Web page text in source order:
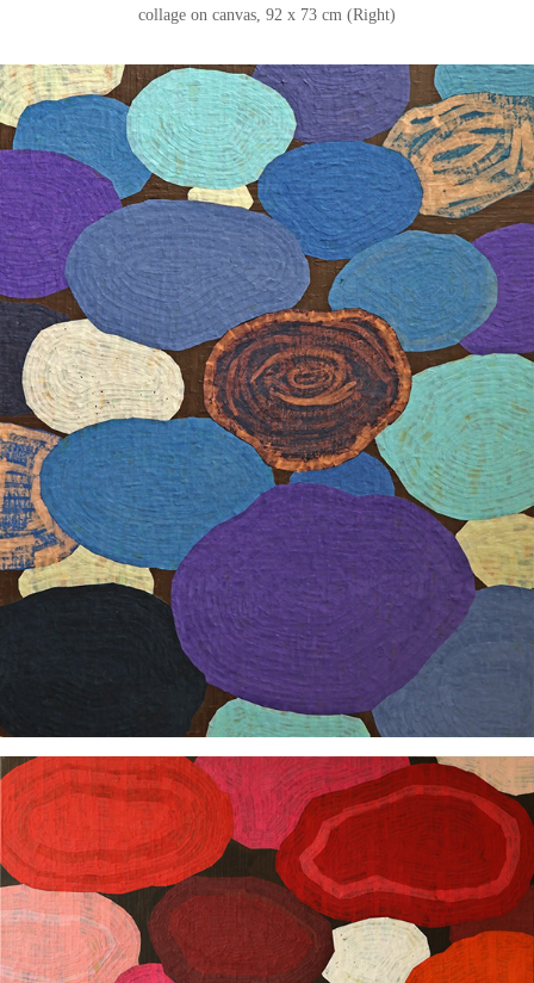
collage on canvas , 92 x 73 cm (Right)